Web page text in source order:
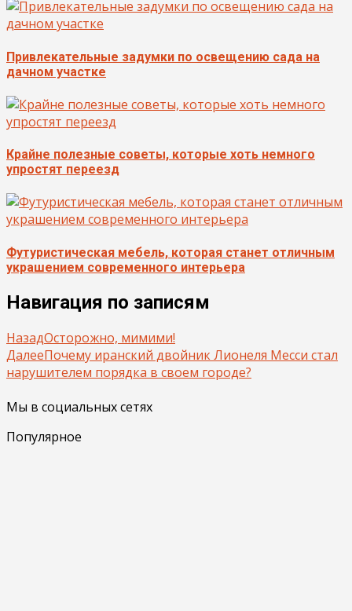
Привлекательные задумки по освещению сада на
дачном участке
Крайне полезные советы, которые хоть немного
упростят переезд
Футуристическая мебель, которая станет отличным
украшением современного интерьера
Навигация по записям
НазадОсторожно, мимими!
ДалееПочему иранский двойник Лионеля Месси стал
нарушителем порядка в своем городе?
Мы в социальных сетях
Популярное